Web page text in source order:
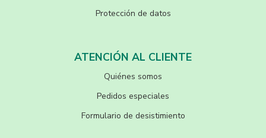
Protección de datos
ATENCIÓN AL CLIENTE
Quiénes somos
Pedidos especiales
Formulario de desistimiento